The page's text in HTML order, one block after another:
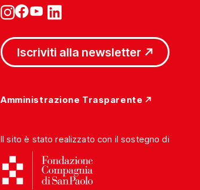
Iscriviti alla newsletter
Amministrazione Trasparente
Il sito è stato realizzato con il sostegno di